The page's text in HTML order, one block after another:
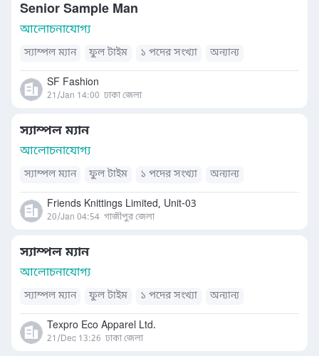
Senior Sample Man
আলোচনাযোগ্য
স্যাম্পল ম্যান ফুল টাইম ১ পদের সংখ্যা অন্যান্য
SF Fashion
21/Jan 14:00 ঢাকা জেলা
স্যাম্পল ম্যান
আলোচনাযোগ্য
স্যাম্পল ম্যান ফুল টাইম ১ পদের সংখ্যা অন্যান্য
Friends Knittings Limited, Unit-03
20/Jan 04:54 গাজীপুর জেলা
স্যাম্পল ম্যান
আলোচনাযোগ্য
স্যাম্পল ম্যান ফুল টাইম ১ পদের সংখ্যা অন্যান্য
Texpro Eco Apparel Ltd.
21/Dec 13:26 ঢাকা জেলা